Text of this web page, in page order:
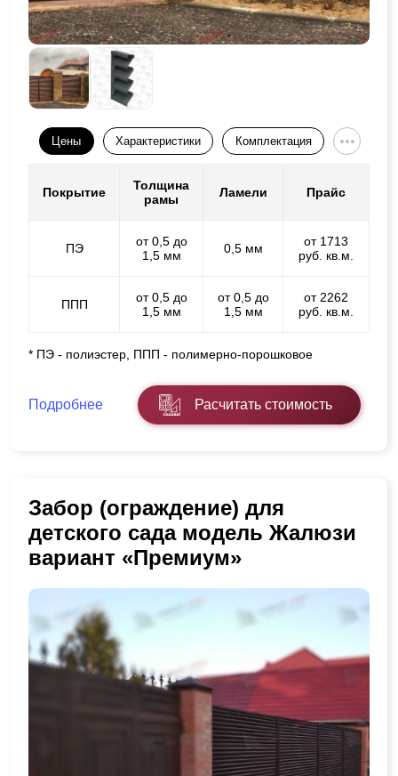
Цены Характеристики Комплектация
Покрытие
Толщина
рамы
Ламели Прайс
ПЭ
от 0,5 до
1,5 мм
0,5 мм
от 1713
руб. кв.м.
ППП
от 0,5 до
1,5 мм
от 0,5 до
1,5 мм
от 2262
руб. кв.м.
* ПЭ - полиэстер, ППП - полимерно-порошковое
Подробнее Расчитать стоимость
Забор (ограждение) для
детского сада модель Жалюзи
вариант «Премиум»